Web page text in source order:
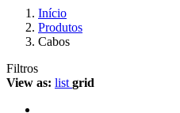
Início
Produtos
Cabos
Filtros
View as: list grid